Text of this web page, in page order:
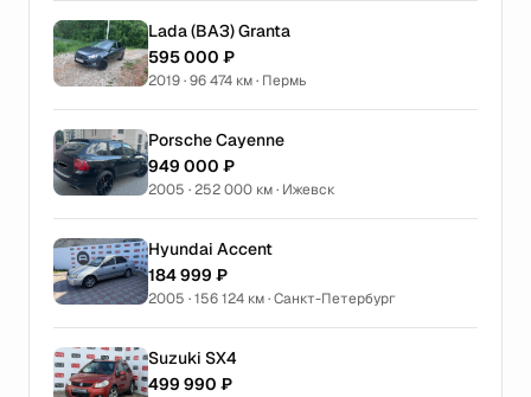
Lada (ВАЗ) Granta
595 000 ₽
2019 · 96 474 км · Пермь
Porsche Cayenne
949 000 ₽
2005 · 252 000 км · Ижевск
Hyundai Accent
184 999 ₽
2005 · 156 124 км · Санкт-Петербург
Suzuki SX4
499 990 ₽